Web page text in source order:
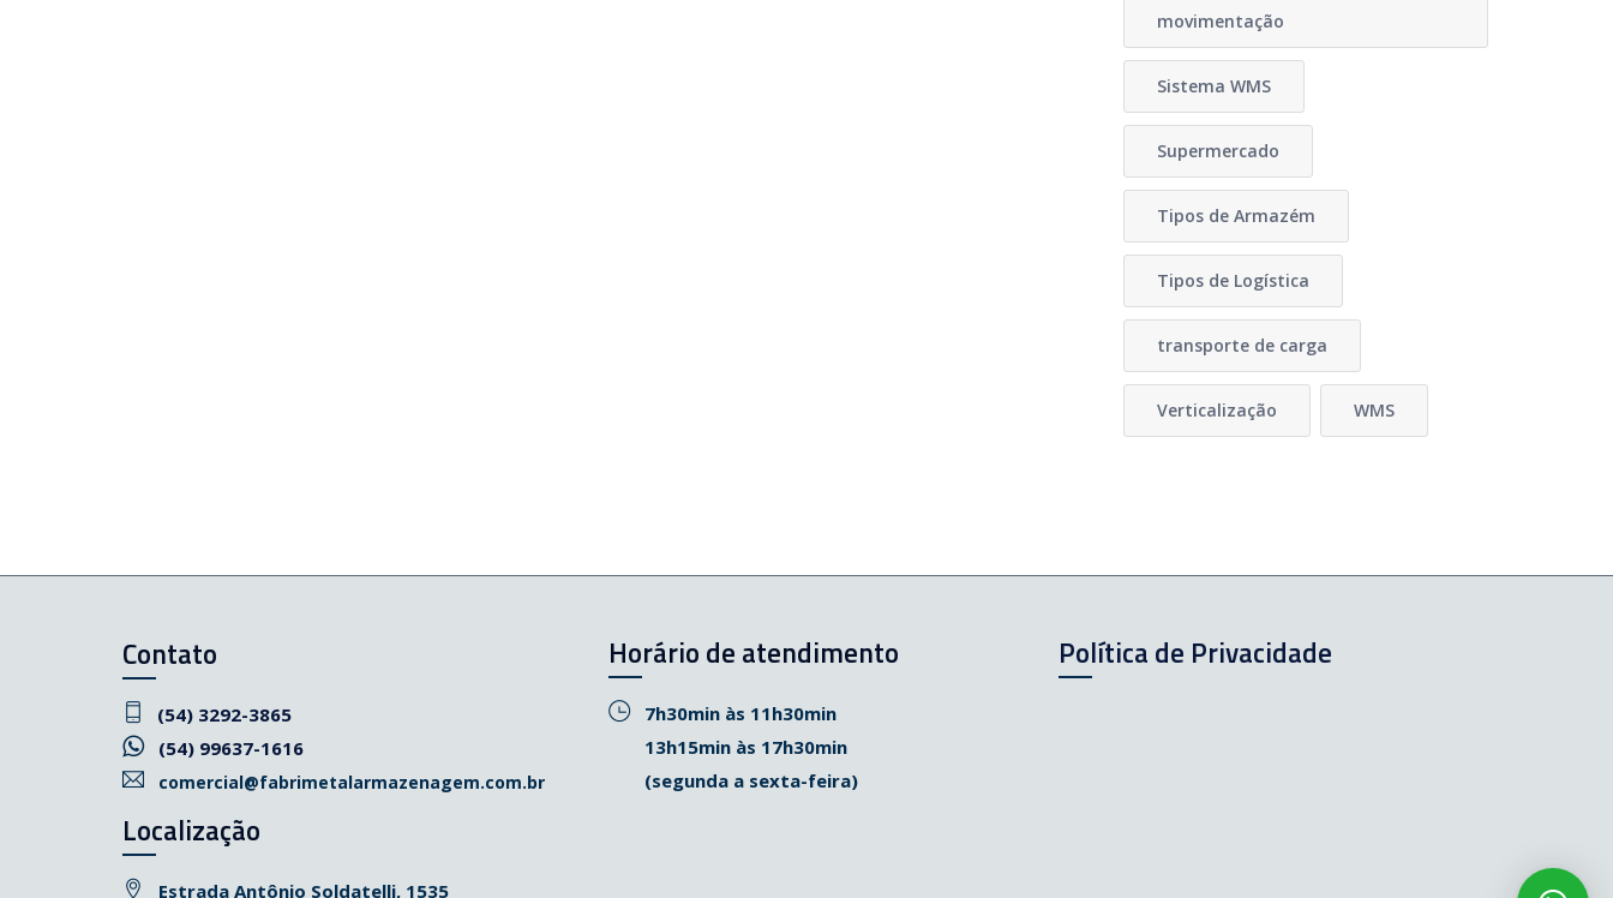
movimentação
Sistema WMS
Supermercado
Tipos de Armazém
Tipos de Logística
transporte de carga
Verticalização WMS
Contato
(54) 3292-3865
(54) 99637-1616
comercial@fabrimetalarmazenagem.com.br
Localização
Estrada Antônio Soldatelli, 1535
Horário de atendimento
7h30min às 11h30min
13h15min às 17h30min
(segunda a sexta-feira)
Política de Privacidade